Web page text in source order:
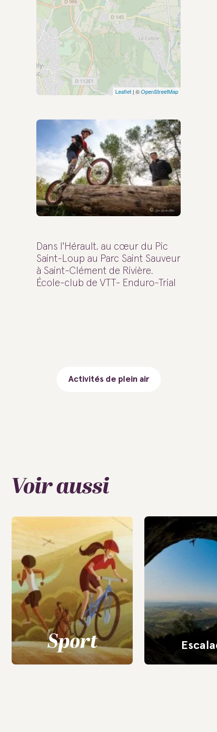
Leaflet| ©OpenStreetMap
Dans l'Hérault, au cœur du Pic
Saint-Loup au Parc Saint Sauveur
à Saint-Clément de Rivière.
École-club de VTT- Enduro-Trial
Activités de plein air
Voir aussi
Sport